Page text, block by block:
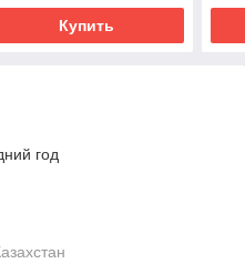
Купить
год